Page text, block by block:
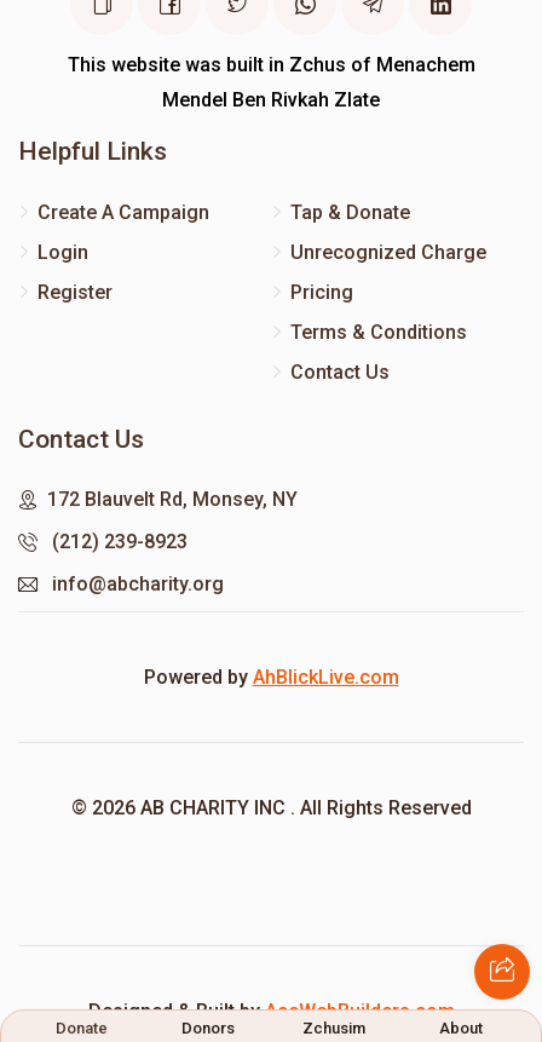
This website was built in Zchus of Menachem
Mendel Ben Rivkah Zlate
Helpful Links
Create A Campaign
Login
Register
Tap & Donate
Unrecognized Charge
Pricing
Terms & Conditions
Contact Us
Contact Us
172 Blauvelt Rd, Monsey, NY
(212) 239-8923
info@abcharity.org
Powered by AhBlickLive.com
© 2026 AB CHARITY INC . All Rights Reserved
Designed & Built byAceWebBuilders.com
Donate Donors Zchusim About